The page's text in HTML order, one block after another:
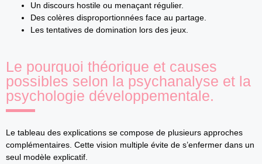
Un discours hostile ou menaçant régulier.
Des colères disproportionnées face au partage.
Les tentatives de domination lors des jeux.
Le pourquoi théorique et causes
possibles selon la psychanalyse et la
psychologie développementale.
Le tableau des explications se compose de plusieurs approches
complémentaires. Cette vision multiple évite de s’enfermer dans un
seul modèle explicatif.